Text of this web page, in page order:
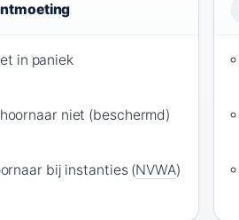
in paniek
niet (beschermd)
bij instanties (NVWA)